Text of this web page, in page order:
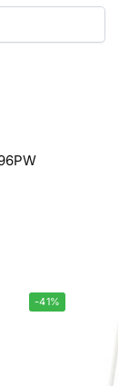
-41%